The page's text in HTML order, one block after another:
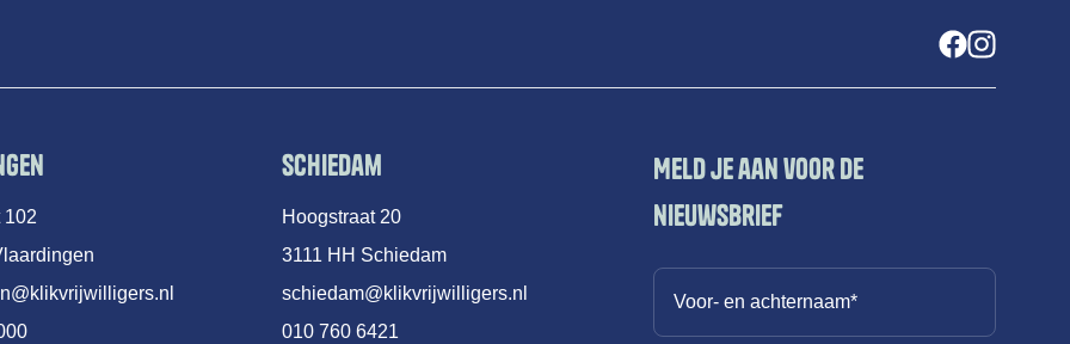
102
Schiedam
Hoogstraat 20
3111 HH Schiedam
schiedam@klikvrijwilligers.nl
010 760 6421
Meld je aan voor de
nieuwsbrief